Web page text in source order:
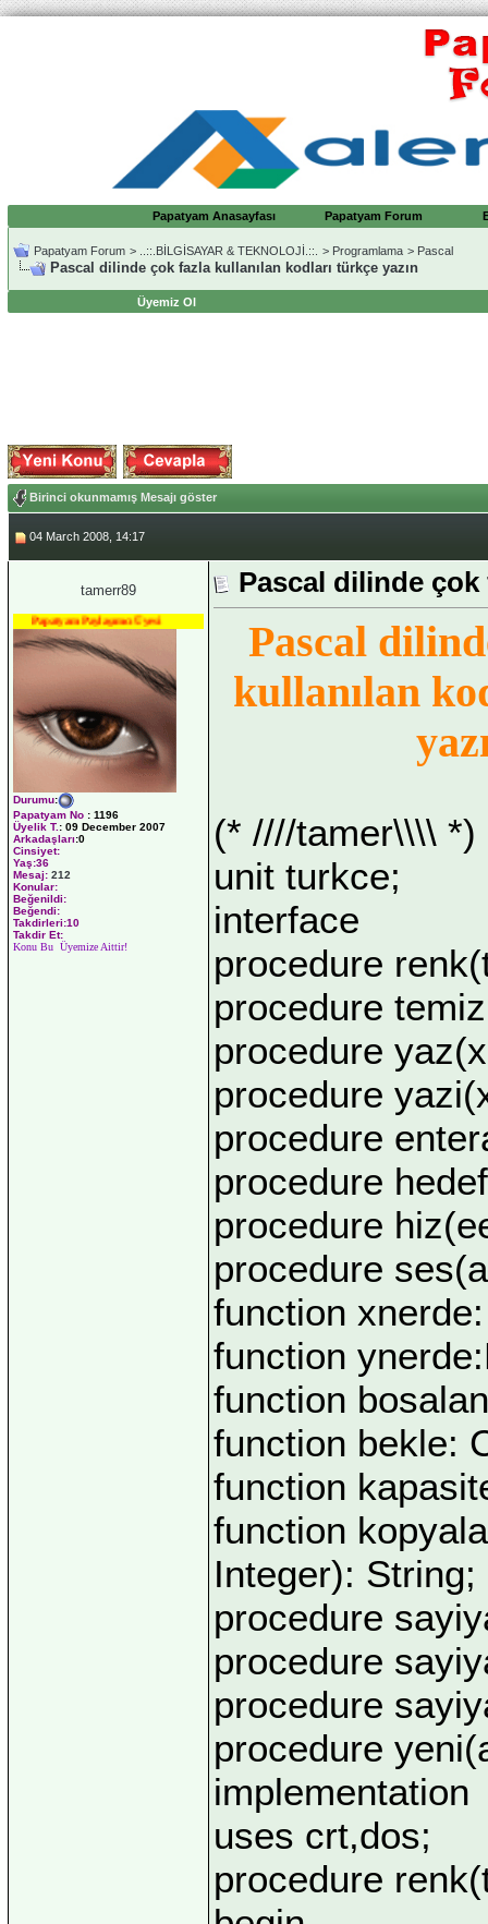
Papatyam Anasayfası Papatyam Forum
Papatyam Forum > ..::.BİLGİSAYAR & TEKNOLOJİ.::. > Programlama > Pascal
Pascal dilinde çok fazla kullanılan kodları türkçe yazın
Üyemiz Ol
Birinci okunmamış Mesajı göster
04 March 2008, 14:17
tamerr89
Papatyam Paylaşımcı Üyesi
Durumu:
Papatyam No : 1196
Üyelik T.: 09 December 2007
Arkadaşları:0
Cinsiyet:
Yaş:36
Mesaj: 212
Konular:
Beğenildi:
Beğendi:
Takdirleri:10
Takdir Et:
Konu Bu Üyemize Aittir!
Pascal dilinde çok
Pascal
kullanılan
(* ////tamer\\\\ *)
unit turkce;
interface
procedure
procedure
procedure
procedure
procedure
procedure
procedure
procedure
function
function
function
function bekle:
function
function
Integer): String;
procedure
procedure
procedure
procedure
implementation
uses crt,dos;
procedure